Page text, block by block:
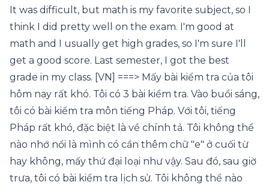
It was difficult, but math is my favorite subject, so I
think I did pretty well on the exam. I'm good at
math and I usually get high grades, so I'm sure I'll
get a good score. Last semester, I got the best
grade in my class. [VN] ===> Mấy bài kiểm tra của tôi
hôm nay rất khó. Tôi có 3 bài kiểm tra. Vào buổi sáng,
tôi có bài kiểm tra môn tiếng Pháp. Với tôi, tiếng
Pháp rất khó, đặc biệt là về chính tả. Tôi không thể
nào nhớ nổi là mình có cần thêm chữ "e" ở cuối từ
hay không, mấy thứ đại loại như vậy. Sau đó, sau giờ
trưa, tôi có bài kiểm tra lịch sử. Tôi không thể nào